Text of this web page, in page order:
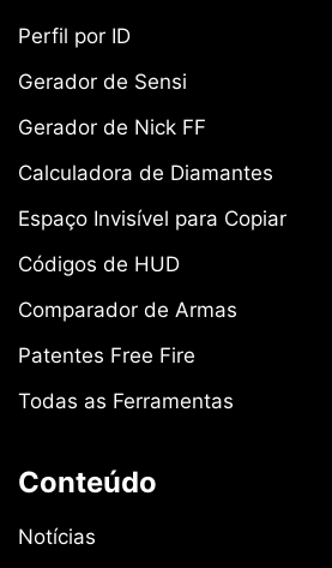
Perfil por ID
Gerador de Sensi
Gerador de Nick FF
Calculadora de Diamantes
Espaço Invisível para Copiar
Códigos de HUD
Comparador de Armas
Patentes Free Fire
Todas as Ferramentas
Conteúdo
Notícias